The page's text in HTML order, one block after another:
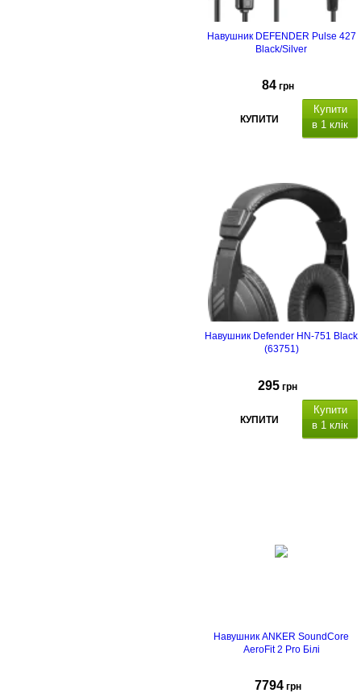
Навушник DEFENDER Pulse 427
Black/Silver
84 грн
КУПИТИ
Купити
в 1 клік
Навушник Defender HN-751 Black
(63751)
295 грн
КУПИТИ
Купити
в 1 клік
Навушник ANKER SoundСore
AeroFit 2 Pro Білі
7794 грн